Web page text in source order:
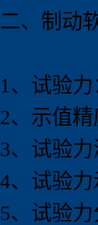
二、制动
1、试验力
2、示值精
3、试验力
4、试验
5、试验